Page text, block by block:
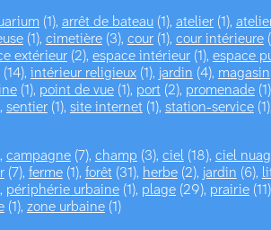
(1), arrêt de bateau(1), atelier(1),
(1), cimetière(3), cour(1), cour intérieure
extérieur(2), espace intérieur(1), espace
(14), intérieur religieux(1), jardin (4), magasin
(1), point de vue(1), port (2), promenade
sentier(1), site internet (1), station-service(1),
campagne(7), champ (3), ciel(18), ciel
(7), ferme(1), forêt (31), herbe(2), jardin (6),
périphérie urbaine(1), plage(29), prairie
(1), zone urbaine(1)